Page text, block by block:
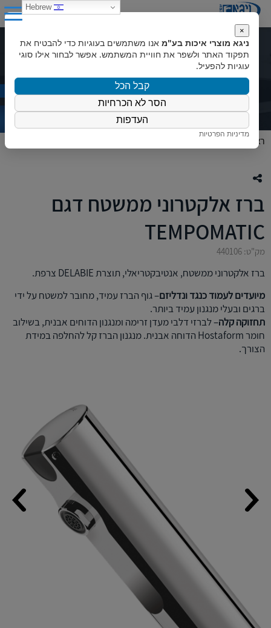
ברז אלקטרוני ממשטח דגם
TEMPOMATIC
ראשי
ברז אלקטרוני ממשטח דגם
TEMPOMATIC
מק"ט: 440106
ברז אלקטרוני ממשטח, אנטיבקטריאלי, תוצרת DELABIE צרפת.
מיועדים לעמוד כנגד ונדליזם– גוף הברז עמיד, מחובר למשטח על ידי
ברגים ובעלי מנגנון עמיד ביותר.
תחזוקה קלה– לברזי דלבי מעדן זרימה ומנגנון הדוחים אבנית, בשילוב
חומר Hostaform הדוחה אבנית. מנגנון הברז קל להחלפה במידת
הצורך.
×
ניגא מוצרי איכות בע"מ אנו משתמשים בעוגיות כדי להבטיח את
תפקוד האתר ולשפר את חוויית המשתמש. אפשר לבחור אילו סוגי
עוגיות להפעיל.
קבל הכל
הסר לא הכרחיות
העדפות
מדיניות הפרטיות
Hebrew